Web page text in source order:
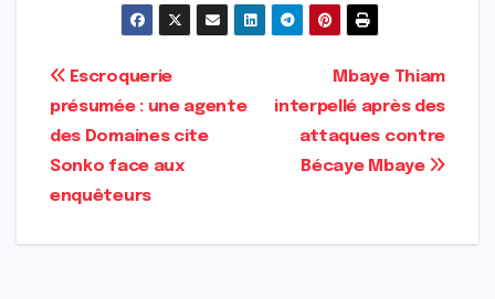
Navigation
de
l’article
Mbaye Thiam
interpellé après des
attaques contre
Bécaye Mbaye
Escroquerie
présumée : une agente
des Domaines cite
Sonko face aux
enquêteurs